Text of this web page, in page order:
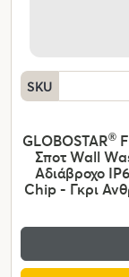
SKU
GLOBOSTAR®
Σποτ Wall
Αδιάβροχο
Chip - Γκρι